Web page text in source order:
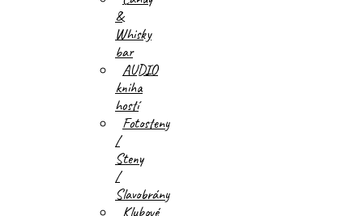
&
Whisky
bar
AUDIO
kniha
hostí
Fotosteny
/
Steny
/
Slavobrány
Klubové